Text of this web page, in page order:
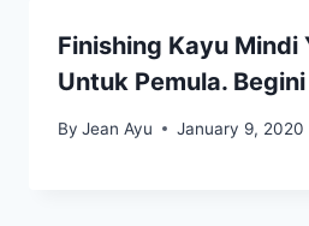
Finishing Kayu Mindi
Untuk Pemula.
By Jean Ayu January 9, 2020